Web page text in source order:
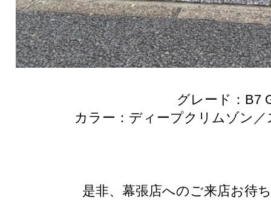
グレード：B7
カラー：ディープクリムゾン
是非、幕張店へのご来店お待